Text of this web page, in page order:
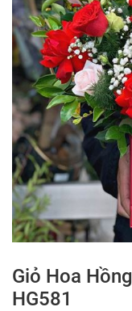
Giỏ Hoa
HG581